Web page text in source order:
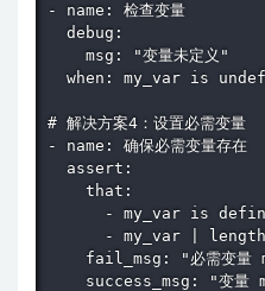
- name: 检查变量
  debug:
    msg: "变量未定义"
when: my_var is
# 解决方案4：设置必需变量
- name: 确保必需变量存在
  assert:
    that:
- my_var is
- my_var |
fail_msg: "必需变量
success_msg: "变量